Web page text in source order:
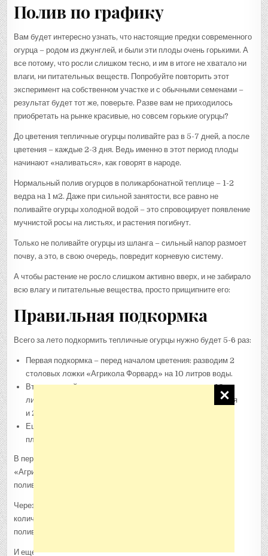
Полив по графику
Вам будет интересно узнать, что настоящие предки современного
огурца – родом из джунглей, и были эти плоды очень горькими. А
все потому, что росли слишком тесно, и им в итоге не хватало ни
влаги, ни питательных веществ. Попробуйте повторить этот
эксперимент на собственном участке и с обычными семенами –
результат будет тот же, поверьте. Разве вам не приходилось
приобретать на рынке красивые, но совсем горькие огурцы?
До цветения тепличные огурцы поливайте раз в 5-7 дней, а после
цветения – каждые 2-3 дня. Ведь именно в этот период плоды
начинают «наливаться», как говорят в народе.
Нормальный полив огурцов в поликарбонатной теплице – 1-2
ведра на 1 м2. Даже при сильной занятости, все равно не
поливайте огурцы холодной водой – это спровоцирует появление
мучнистой росы на листьях, и растения погибнут.
Только не поливайте огурцы из шланга – сильный напор размоет
почву, а это, в свою очередь, повредит корневую систему.
А чтобы растение не росло слишком активно вверх, и не забирало
всю влагу и питательные вещества, просто прищипните его:
Правильная подкормка
Всего за лето подкормить тепличные огурцы нужно будет 5-6 раз:
Первая подкормка – перед началом цветения: разводим 2
столовых ложки «Агрикола Форвард» на 10 литров воды.
Вторую делайте уже в начале цветения: разводим в 10
литрах воды по 1 чайной ложке мочевины, сульфата калия
и 2 столовых ложки удобрения «Эффектон-О».
Еще четыре раза подкормите огурцы во время их
плодоношения.
В первый раз разведите в 10 литрах воды 2 столовых ложки
«Агрикола Вегета» и 1 ложку «Агрикола для огурцов», и
поливайте по 5 литров на каждый квадратный метр.
Через 7-8 дней повторите подкормку, разведя на то же
количество воды 2 столовых ложки удобрения «Росса», и
поливая по тем же дозам, что и прежде.
И еще через 8 дней проводим третью подкормку: 2 столовых